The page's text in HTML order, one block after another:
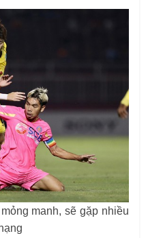
manh, sẽ gặp nhiều